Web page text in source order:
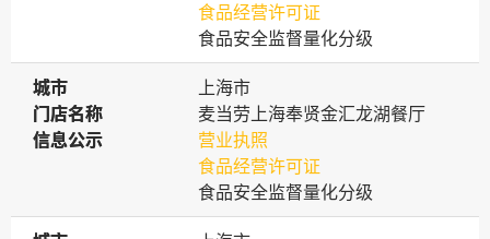
食品经营许可证
食品安全监督量化分级
城市
城市
上海市
门店名称
门店名称
麦当劳上海奉贤金汇龙湖餐厅
信息公示
信息公示
营业执照
食品经营许可证
食品安全监督量化分级